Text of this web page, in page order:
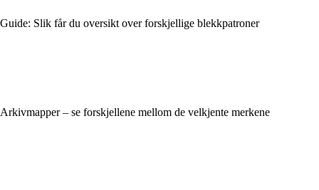
Guide: Slik får du oversikt over forskjellige blekkpatroner
Arkivmapper – se forskjellene mellom de velkjente merkene